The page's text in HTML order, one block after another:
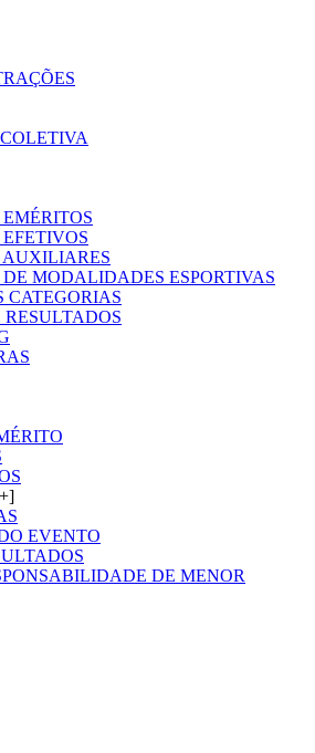
AUXILIARES
MODALIDADES ESPORTIVAS
CATEGORIAS
EVENTO
DE MENOR